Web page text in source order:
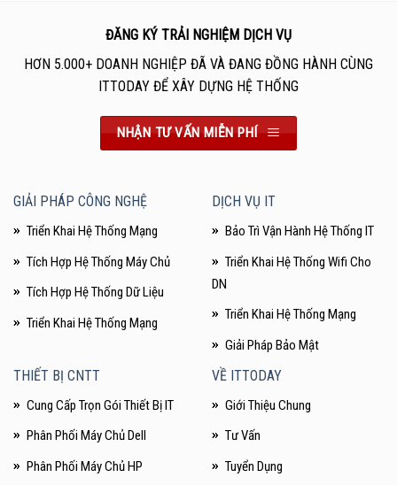
ĐĂNG KÝ TRẢI NGHIỆM DỊCH VỤ
HƠN 5.000+ DOANH NGHIỆP ĐÃ VÀ ĐANG ĐỒNG HÀNH CÙNG
ITTODAY ĐỂ XÂY DỰNG HỆ THỐNG
NHẬN TƯ VẤN MIỄN PHÍ
GIẢI PHÁP CÔNG NGHỆ
Triển Khai Hệ Thống Mạng
Tích Hợp Hệ Thống Máy Chủ
Tích Hợp Hệ Thống Dữ Liệu
Triển Khai Hệ Thống Mạng
DỊCH VỤ IT
Bảo Trì Vận Hành Hệ Thống IT
Triển Khai Hệ Thống Wifi Cho
DN
Triển Khai Hệ Thống Mạng
Giải Pháp Bảo Mật
THIẾT BỊ CNTT
Cung Cấp Trọn Gói Thiết Bị IT
Phân Phối Máy Chủ Dell
Phân Phối Máy Chủ HP
VỀ ITTODAY
Giới Thiệu Chung
Tư Vấn
Tuyển Dụng